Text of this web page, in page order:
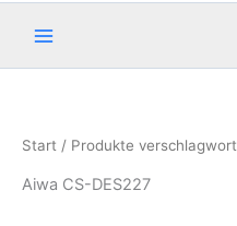
Start / Produkte
Aiwa CS-DES227